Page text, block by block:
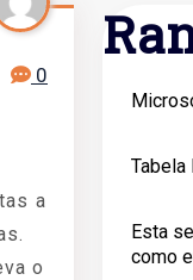
0
a
o
Tabela
Esta
como